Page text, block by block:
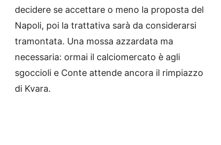
decidere se accettare o meno la proposta del
Napoli, poi la trattativa sarà da considerarsi
tramontata. Una mossa azzardata ma
necessaria: ormai il calciomercato è agli
sgoccioli e Conte attende ancora il rimpiazzo
di Kvara.